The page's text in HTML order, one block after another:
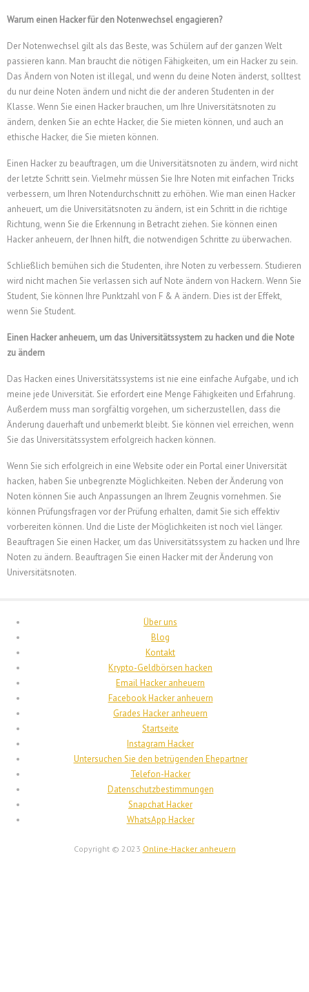
Warum einen Hacker für den Notenwechsel engagieren?
Der Notenwechsel gilt als das Beste, was Schülern auf der ganzen Welt
passieren kann. Man braucht die nötigen Fähigkeiten, um ein Hacker zu sein.
Das Ändern von Noten ist illegal, und wenn du deine Noten änderst, solltest
du nur deine Noten ändern und nicht die der anderen Studenten in der
Klasse. Wenn Sie einen Hacker brauchen, um Ihre Universitätsnoten zu
ändern, denken Sie an echte Hacker, die Sie mieten können, und auch an
ethische Hacker, die Sie mieten können.
Einen Hacker zu beauftragen, um die Universitätsnoten zu ändern, wird nicht
der letzte Schritt sein. Vielmehr müssen Sie Ihre Noten mit einfachen Tricks
verbessern, um Ihren Notendurchschnitt zu erhöhen. Wie man einen Hacker
anheuert, um die Universitätsnoten zu ändern, ist ein Schritt in die richtige
Richtung, wenn Sie die Erkennung in Betracht ziehen. Sie können einen
Hacker anheuern, der Ihnen hilft, die notwendigen Schritte zu überwachen.
Schließlich bemühen sich die Studenten, ihre Noten zu verbessern. Studieren
wird nicht machen Sie verlassen sich auf Note ändern von Hackern. Wenn Sie
Student, Sie können Ihre Punktzahl von F & A ändern. Dies ist der Effekt,
wenn Sie Student.
Einen Hacker anheuern, um das Universitätssystem zu hacken und die Note
zu ändern
Das Hacken eines Universitätssystems ist nie eine einfache Aufgabe, und ich
meine jede Universität. Sie erfordert eine Menge Fähigkeiten und Erfahrung.
Außerdem muss man sorgfältig vorgehen, um sicherzustellen, dass die
Änderung dauerhaft und unbemerkt bleibt. Sie können viel erreichen, wenn
Sie das Universitätssystem erfolgreich hacken können.
Wenn Sie sich erfolgreich in eine Website oder ein Portal einer Universität
hacken, haben Sie unbegrenzte Möglichkeiten. Neben der Änderung von
Noten können Sie auch Anpassungen an Ihrem Zeugnis vornehmen. Sie
können Prüfungsfragen vor der Prüfung erhalten, damit Sie sich effektiv
vorbereiten können. Und die Liste der Möglichkeiten ist noch viel länger.
Beauftragen Sie einen Hacker, um das Universitätssystem zu hacken und Ihre
Noten zu ändern. Beauftragen Sie einen Hacker mit der Änderung von
Universitätsnoten.
Über uns
Blog
Kontakt
Krypto-Geldbörsen hacken
Email Hacker anheuern
Facebook Hacker anheuern
Grades Hacker anheuern
Startseite
Instagram Hacker
Untersuchen Sie den betrügenden Ehepartner
Telefon-Hacker
Datenschutzbestimmungen
Snapchat Hacker
WhatsApp Hacker
Copyright © 2023 Online-Hacker anheuern
Français de Belgique
עִבְרִית
Hrvatski
Magyar
Italiano
日本語
한국어
Bahasa Melayu
Nederlands
Nederlands (België)
Polski
Русский
Svenska
ไทย
简体中文
香港中文
繁體中文